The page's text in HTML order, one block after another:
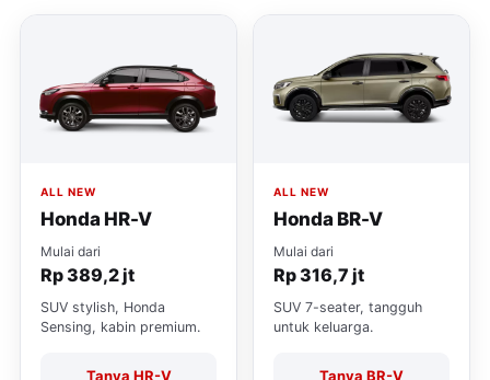
ALL NEW
Honda HR-V
Mulai dari
Rp 389,2 jt
SUV stylish, Honda
Sensing, kabin premium.
Tanya HR-V
ALL NEW
Honda BR-V
Mulai dari
Rp 316,7 jt
SUV 7-seater, tangguh
untuk keluarga.
Tanya BR-V